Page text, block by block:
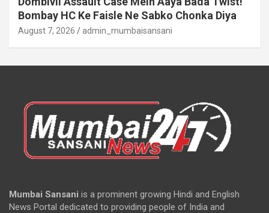
Bombay HC Ke Faisle Ne Sabko Chonka Diya
August 7, 2026 admin_mumbaisansani
Mumbai Sansani is a prominent growing Hindi and English
News Portal dedicated to providing people of India and